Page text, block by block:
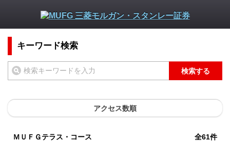
キーワード検索
検索する
アクセス数順
ＭＵＦＧテラス・コース 全61件